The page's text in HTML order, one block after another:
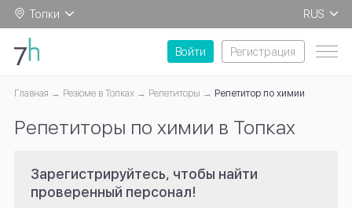
Топки
RUS
EN
Войти
Регистрация
Главная Резюме в Топках Репетиторы Репетитор по химии
Репетиторы по химии в Топках
Зарегистрируйтесь, чтобы найти
проверенный персонал!